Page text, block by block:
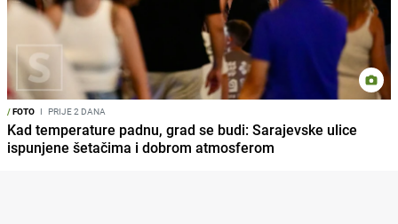
/FOTO I PRIJE 2 DANA
Kad temperature padnu, grad se budi: Sarajevske ulice
ispunjene šetačima i dobrom atmosferom